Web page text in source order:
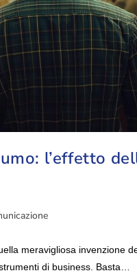
l’effetto
meravigliosa invenzione
di business. Basta…